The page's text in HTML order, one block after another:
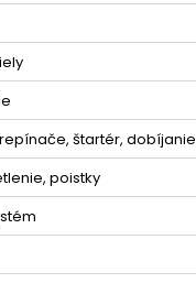
štartér, dobíjanie
poistky